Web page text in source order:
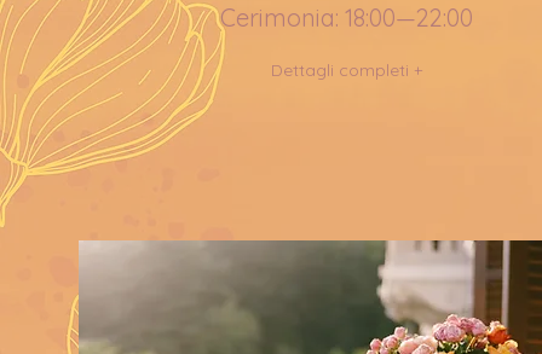
Cerimonia: 18:00—22:00
Dettagli completi +